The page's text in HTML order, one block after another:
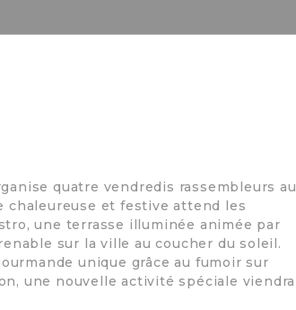
quatre vendredis rassembleurs au
chaleureuse et festive attend les
une terrasse illuminée animée par
sur la ville au coucher du soleil.
unique grâce au fumoir sur
une nouvelle activité spéciale viendra